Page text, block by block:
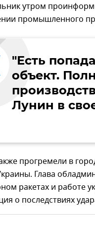
утром
промышленного
"Есть
объект.
Лунин в
прогремели в
Глава
ракетах и работе
о последствиях